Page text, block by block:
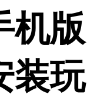
机版
装玩